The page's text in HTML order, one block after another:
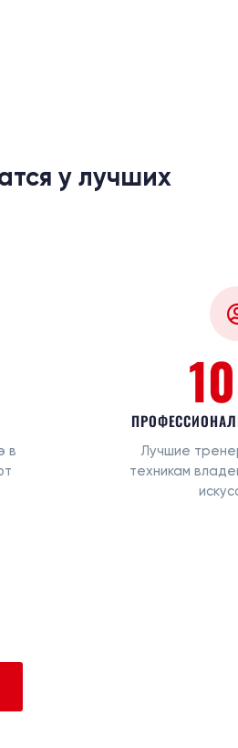
у лучших
в
Лучшие
техникам